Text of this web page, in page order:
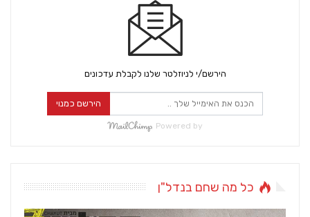
הירשם/י לניוזלטר שלנו לקבלת עדכונים
הירשם כמנוי
Powered by
כל מה שחם בנדל"ן